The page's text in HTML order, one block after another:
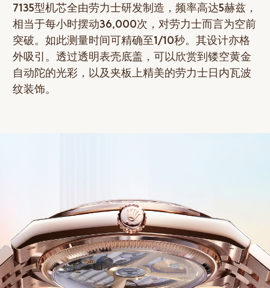
7135型机芯全由劳力士研发制造，频率高达5赫兹，
相当于每小时摆动36,000次，对劳力士而言为空前
突破。如此测量时间可精确至1/10秒。其设计亦格
外吸引。透过透明表壳底盖，可以欣赏到镂空黄金
自动陀的光彩，以及夹板上精美的劳力士日内瓦波
纹装饰。